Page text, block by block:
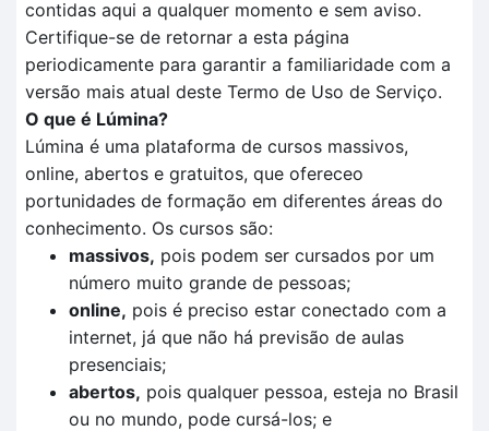
contidas aqui a qualquer momento e sem aviso.
Certifique-se de retornar a esta página
periodicamente para garantir a familiaridade com a
versão mais atual deste Termo de Uso de Serviço.
O que é Lúmina?
Lúmina é uma plataforma de cursos massivos,
online, abertos e gratuitos, que ofereceo
portunidades de formação em diferentes áreas do
conhecimento. Os cursos são:
massivos, pois podem ser cursados por um
número muito grande de pessoas;
online, pois é preciso estar conectado com a
internet, já que não há previsão de aulas
presenciais;
abertos, pois qualquer pessoa, esteja no Brasil
ou no mundo, pode cursá-los; e